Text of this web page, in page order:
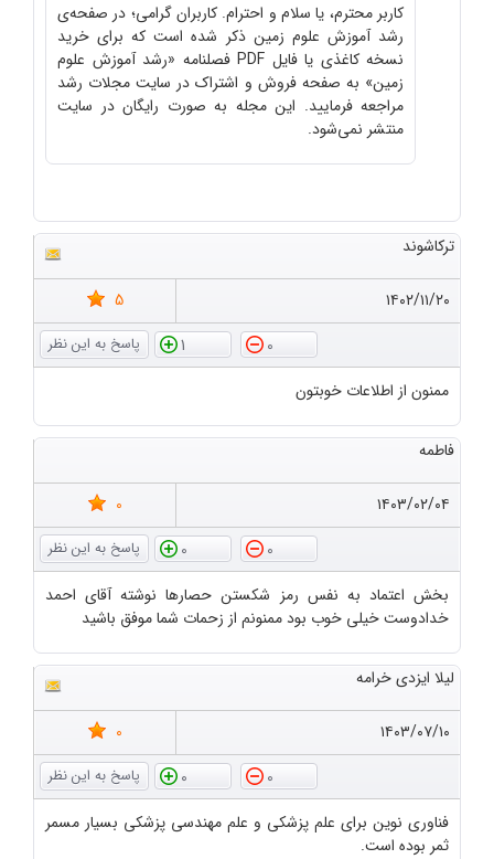
کاربر محترم، یا سلام و احترام. کاربران گرامی؛ در صفحه‌ی
رشد آموزش علوم زمین ذکر شده است که برای خرید
نسخه کاغذی یا فایل PDF فصلنامه «رشد آموزش علوم
زمین» به صفحه فروش و اشتراک در سایت مجلات رشد
مراجعه فرمایید. این مجله به صورت رایگان در سایت
منتشر نمی‌شود.
ترکاشوند
۱۴۰۲/۱۱/۲۰
5
0
1
ممنون از اطلاعات خوبتون
فاطمه
۱۴۰۳/۰۲/۰۴
0
0
0
بخش اعتماد به نفس رمز شکستن حصارها نوشته آقای احمد
خدادوست خیلی خوب بود ممنونم از زحمات شما موفق باشید
لیلا ایزدی خرامه
۱۴۰۳/۰۷/۱۰
0
0
0
فناوری نوین برای علم پزشکی و علم مهندسی پزشکی بسیار مسمر
ثمر بوده است.